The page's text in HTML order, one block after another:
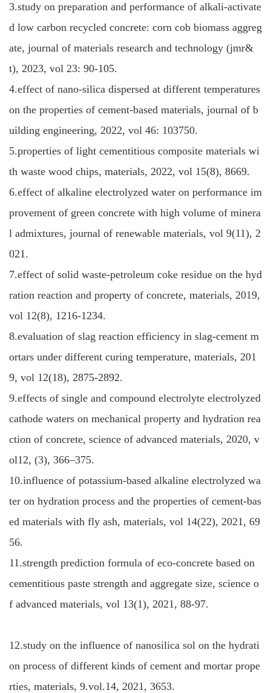
3.study on preparation and performance of alkali-activate
d low carbon recycled concrete: corn cob biomass aggreg
ate, journal of materials research and technology (jmr&
t), 2023, vol 23: 90-105.
4.effect of nano-silica dispersed at different temperatures
on the properties of cement-based materials, journal of b
uilding engineering, 2022, vol 46: 103750.
5.properties of light cementitious composite materials wi
th waste wood chips, materials, 2022, vol 15(8), 8669.
6.effect of alkaline electrolyzed water on performance im
provement of green concrete with high volume of minera
l admixtures, journal of renewable materials, vol 9(11), 2
021.
7.effect of solid waste-petroleum coke residue on the hyd
ration reaction and property of concrete, materials, 2019,
vol 12(8), 1216-1234.
8.evaluation of slag reaction efficiency in slag-cement m
ortars under different curing temperature, materials, 201
9, vol 12(18), 2875-2892.
9.effects of single and compound electrolyte electrolyzed
cathode waters on mechanical property and hydration rea
ction of concrete, science of advanced materials, 2020, v
ol12, (3), 366–375.
10.influence of potassium-based alkaline electrolyzed wa
ter on hydration process and the properties of cement-bas
ed materials with fly ash, materials, vol 14(22), 2021, 69
56.
11.strength prediction formula of eco-concrete based on
cementitious paste strength and aggregate size, science o
f advanced materials, vol 13(1), 2021, 88-97.
12.study on the influence of nanosilica sol on the hydrati
on process of different kinds of cement and mortar prope
rties, materials, 9.vol.14, 2021, 3653.